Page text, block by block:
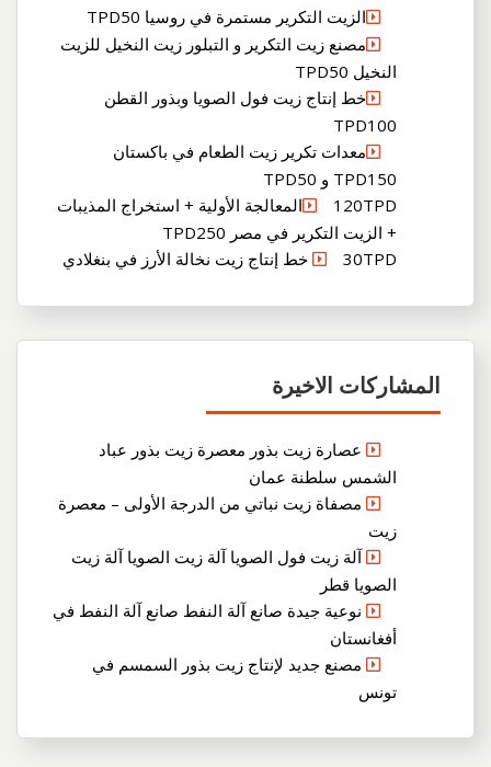
الزيت التكرير مستمرة في روسيا TPD50
مصنع زيت التكرير و التبلور زيت النخيل للزيت
النخيل TPD50
خط إنتاج زيت فول الصويا وبذور القطن
TPD100
معدات تكرير زيت الطعام في باكستان
TPD150 و TPD50
120TPDالمعالجة الأولية + استخراج المذيبات
+ الزيت التكرير في مصر TPD250
30TPD خط إنتاج زيت نخالة الأرز في بنغلادي
المشاركات الاخيرة
عصارة زيت بذور معصرة زيت بذور عباد
الشمس سلطنة عمان
مصفاة زيت نباتي من الدرجة الأولى – معصرة
زيت
آلة زيت فول الصويا آلة زيت الصويا آلة زيت
الصويا قطر
نوعية جيدة صانع آلة النفط صانع آلة النفط في
أفغانستان
مصنع جديد لإنتاج زيت بذور السمسم في
تونس